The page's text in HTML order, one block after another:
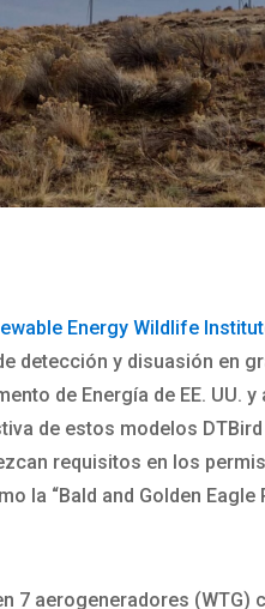
Energy Wildlife
detección y disuasión en
de Energía de EE.
de estos modelos
requisitos en los
la “Bald and Golden Eagle
7 aerogeneradores